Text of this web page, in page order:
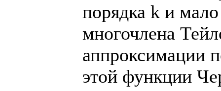
порядка k и мало
многочлена
аппроксимации
этой функции